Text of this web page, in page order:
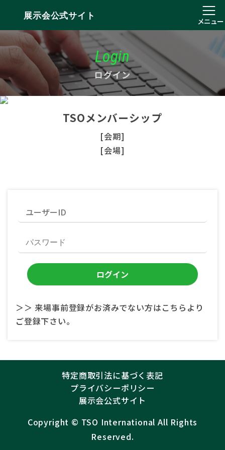
展示会公式サイト
メニュー
Login
ログイン
TSOメンバーシップ
[会期]
[会場]
＞＞ 来場事前登録がお済みでない方はこちらより
ご登録下さい。
特定商取引法に基づく表記
プライバシーポリシー
展示会公式サイト
Copyright ©︎ TSO International All Rights
Reserved.